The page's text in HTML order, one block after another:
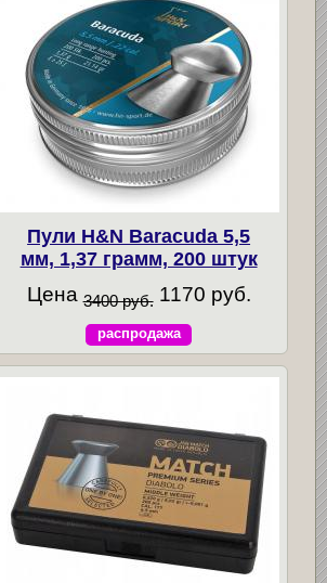
Пули H&N Baracuda 5,5
мм, 1,37 грамм, 200 штук
Цена 3400 руб. 1170 руб.
распродажа